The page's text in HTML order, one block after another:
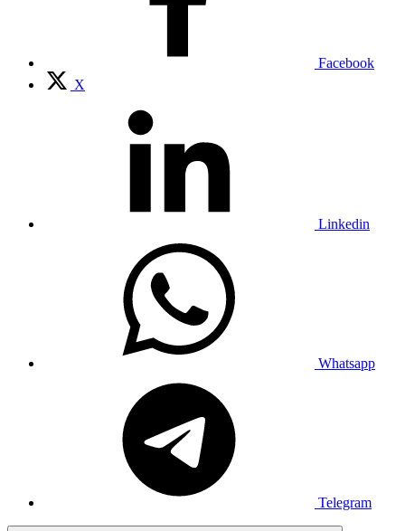
Facebook
X
Linkedin
Whatsapp
Telegram